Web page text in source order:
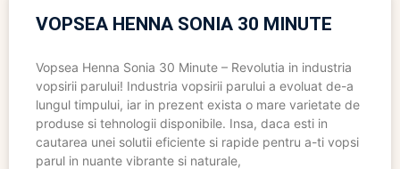
VOPSEA HENNA SONIA 30 MINUTE
Vopsea Henna Sonia 30 Minute – Revolutia in industria
vopsirii parului! Industria vopsirii parului a evoluat de-a
lungul timpului, iar in prezent exista o mare varietate de
produse si tehnologii disponibile. Insa, daca esti in
cautarea unei solutii eficiente si rapide pentru a-ti vopsi
parul in nuante vibrante si naturale,